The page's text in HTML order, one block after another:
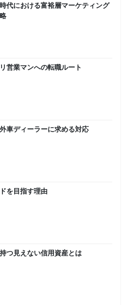
代における富裕層マーケティング
営業マンへの転職ルート
車ディーラーに求める対応
を目指す理由
つ見えない信用資産とは